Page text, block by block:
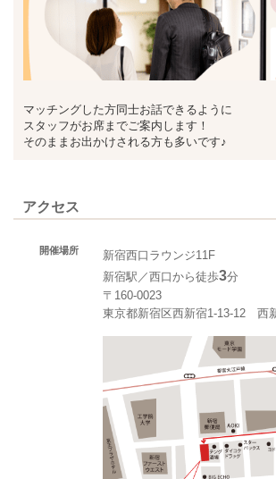
マッチングした方同士お話できるように
スタッフがお席までご案内します！
そのままお出かけされる方も多いです♪
アクセス
開催場所
新宿西口ラウンジ11F
新宿駅／西口から徒歩3分
〒160-0023
東京都新宿区西新宿1-13-12 西